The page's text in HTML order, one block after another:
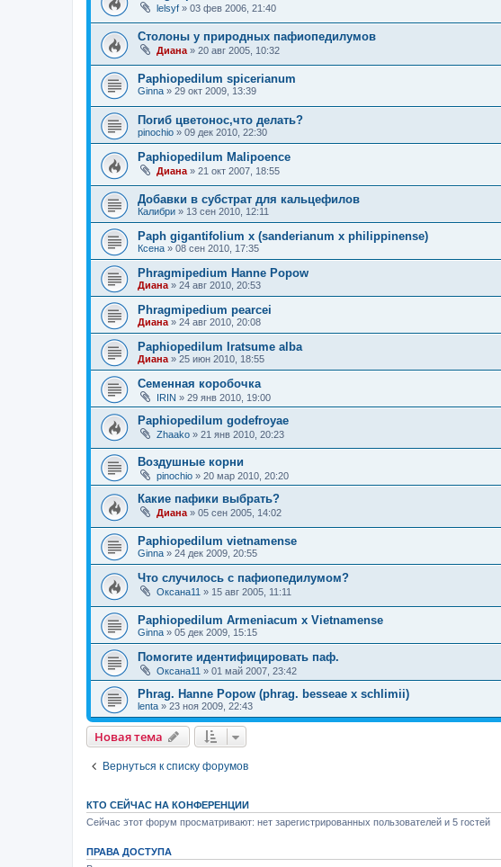
lelsyf » 03 фев 2006, 21:40
Столоны у природных пафиопедилумов
Диана » 20 авг 2005, 10:32
Paphiopedilum spicerianum
Ginna » 29 окт 2009, 13:39
Погиб цветонос,что делать?
pinochio » 09 дек 2010, 22:30
Paphiopedilum Malipoence
Диана » 21 окт 2007, 18:55
Добавки в субстрат для кальцефилов
Калибри » 13 сен 2010, 12:11
Paph gigantifolium x (sanderianum x philippinense)
Ксена » 08 сен 2010, 17:35
Phragmipedium Hanne Popow
Диана » 24 авг 2010, 20:53
Phragmipedium pearcei
Диана » 24 авг 2010, 20:08
Paphiopedilum Iratsume alba
Диана » 25 июн 2010, 18:55
Семенная коробочка
IRIN » 29 янв 2010, 19:00
Paphiopedilum godefroyae
Zhaako » 21 янв 2010, 20:23
Воздушные корни
pinochio » 20 мар 2010, 20:20
Какие пафики выбрать?
Диана» 05 сен 2005, 14:02
Paphiopedilum vietnamense
Ginna » 24 дек 2009, 20:55
Что случилось с пафиопедилумом?
Оксана11 » 15 авг 2005, 11:11
Paphiopedilum Armeniacum x Vietnamense
Ginna » 05 дек 2009, 15:15
Помогите идентифицировать паф.
Оксана11 » 01 май 2007, 23:42
Phrag. Hanne Popow (phrag. besseae x schlimii)
lenta » 23 ноя 2009, 22:43
Новая тема
Вернуться к списку форумов
КТО СЕЙЧАС НА КОНФЕРЕНЦИИ
Сейчас этот форум просматривают: нет зарегистрированных пользователей и 5 гостей
ПРАВА ДОСТУПА